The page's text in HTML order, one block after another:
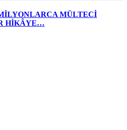
MÜLTECİ
HİKÂYE…